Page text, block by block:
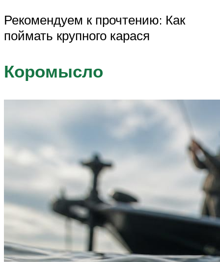
Рекомендуем к прочтению: Как
поймать крупного карася
Коромысло